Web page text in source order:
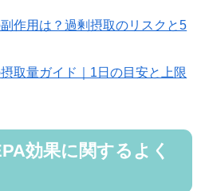
作用は？過剰摂取のリスクと5
取量ガイド｜1日の目安と上限
効果に関するよく